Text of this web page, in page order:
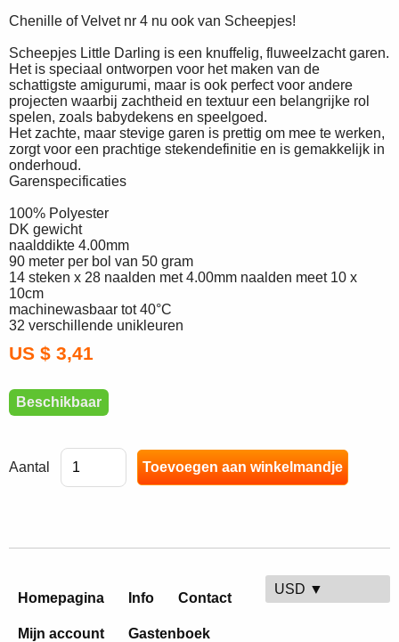
Chenille of Velvet nr 4 nu ook van Scheepjes!
Scheepjes Little Darling is een knuffelig, fluweelzacht garen.
Het is speciaal ontworpen voor het maken van de
schattigste amigurumi, maar is ook perfect voor andere
projecten waarbij zachtheid en textuur een belangrijke rol
spelen, zoals babydekens en speelgoed.
Het zachte, maar stevige garen is prettig om mee te werken,
zorgt voor een prachtige stekendefinitie en is gemakkelijk in
onderhoud.
Garenspecificaties
100% Polyester
DK gewicht
naalddikte 4.00mm
90 meter per bol van 50 gram
14 steken x 28 naalden met 4.00mm naalden meet 10 x
10cm
machinewasbaar tot 40°C
32 verschillende unikleuren
US $ 3,41
Beschikbaar
Aantal
Homepagina Info Contact
Mijn account Gastenboek
USD ▼